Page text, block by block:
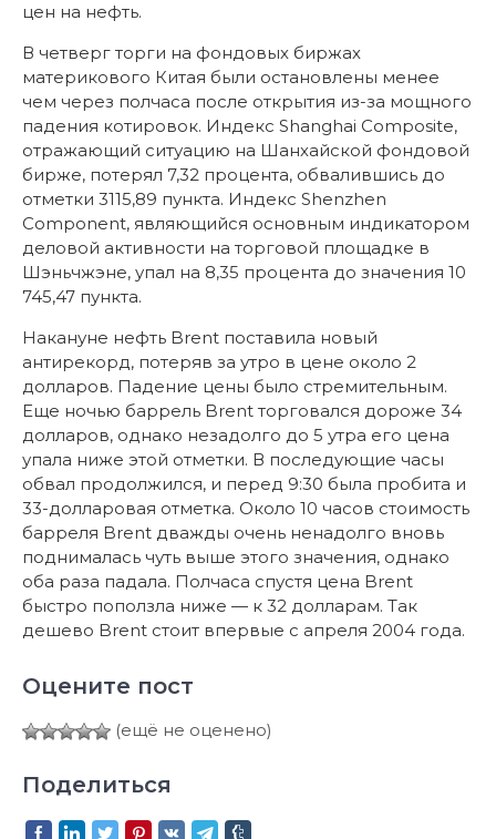
цен на нефть.
В четверг торги на фондовых биржах
материкового Китая были остановлены менее
чем через полчаса после открытия из-за мощного
падения котировок. Индекс Shanghai Composite,
отражающий ситуацию на Шанхайской фондовой
бирже, потерял 7,32 процента, обвалившись до
отметки 3115,89 пункта. Индекс Shenzhen
Component, являющийся основным индикатором
деловой активности на торговой площадке в
Шэньчжэне, упал на 8,35 процента до значения 10
745,47 пункта.
Накануне нефть Brent поставила новый
антирекорд, потеряв за утро в цене около 2
долларов. Падение цены было стремительным.
Еще ночью баррель Brent торговался дороже 34
долларов, однако незадолго до 5 утра его цена
упала ниже этой отметки. В последующие часы
обвал продолжился, и перед 9:30 была пробита и
33-долларовая отметка. Около 10 часов стоимость
барреля Brent дважды очень ненадолго вновь
поднималась чуть выше этого значения, однако
оба раза падала. Полчаса спустя цена Brent
быстро поползла ниже — к 32 долларам. Так
дешево Brent стоит впервые с апреля 2004 года.
Оцените пост
(ещё не оценено)
Поделиться